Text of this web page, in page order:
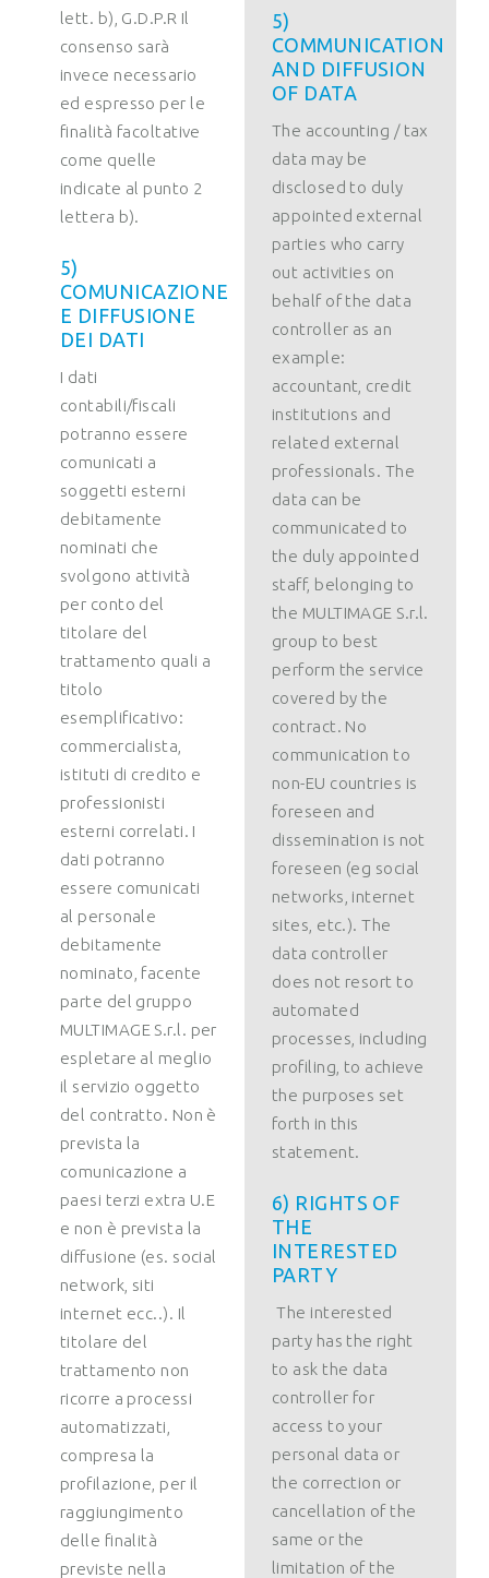
lett. b), G.D.P.R Il
consenso sarà
invece necessario
ed espresso per le
finalità facoltative
come quelle
indicate al punto 2
lettera b).
5)
COMUNICAZIONE
E DIFFUSIONE
DEI DATI
I dati
contabili/fiscali
potranno essere
comunicati a
soggetti esterni
debitamente
nominati che
svolgono attività
per conto del
titolare del
trattamento quali a
titolo
esemplificativo:
commercialista,
istituti di credito e
professionisti
esterni correlati. I
dati potranno
essere comunicati
al personale
debitamente
nominato, facente
parte del gruppo
MULTIMAGE S.r.l. per
espletare al meglio
il servizio oggetto
del contratto. Non è
prevista la
comunicazione a
paesi terzi extra U.E
e non è prevista la
diffusione (es. social
network, siti
internet ecc..). Il
titolare del
trattamento non
ricorre a processi
automatizzati,
compresa la
profilazione, per il
raggiungimento
delle finalità
previste nella
5)
COMMUNICATION
AND DIFFUSION
OF DATA
The accounting / tax
data may be
disclosed to duly
appointed external
parties who carry
out activities on
behalf of the data
controller as an
example:
accountant, credit
institutions and
related external
professionals. The
data can be
communicated to
the duly appointed
staff, belonging to
the MULTIMAGE S.r.l.
group to best
perform the service
covered by the
contract. No
communication to
non-EU countries is
foreseen and
dissemination is not
foreseen (eg social
networks, internet
sites, etc.). The
data controller
does not resort to
automated
processes, including
profiling, to achieve
the purposes set
forth in this
statement.
6) RIGHTS OF
THE
INTERESTED
PARTY
The interested
party has the right
to ask the data
controller for
access to your
personal data or
the correction or
cancellation of the
same or the
limitation of the